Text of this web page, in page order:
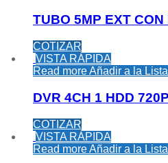
TUBO 5MP EXT
COTIZAR
VISTA RÁPIDA
Read moreAñadir a la
DVR 4CH 1 HDD
COTIZAR
VISTA RÁPIDA
Read moreAñadir a la